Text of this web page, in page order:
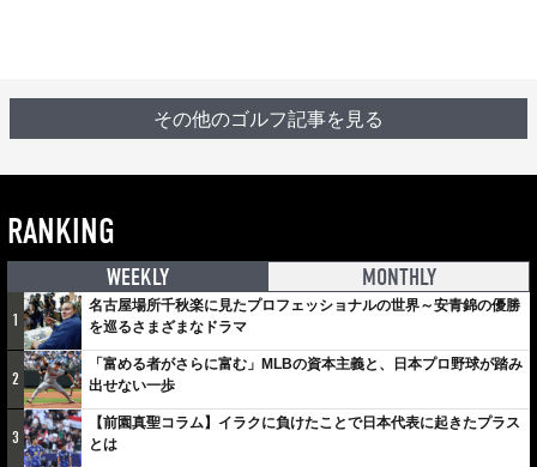
その他のゴルフ記事を見る
RANKING
WEEKLY MONTHLY
1
名古屋場所千秋楽に見たプロフェッショナルの世界～安青錦の優勝
を巡るさまざまなドラマ
2
「富める者がさらに富む」MLBの資本主義と、日本プロ野球が踏み
出せない一歩
3
【前園真聖コラム】イラクに負けたことで日本代表に起きたプラス
とは